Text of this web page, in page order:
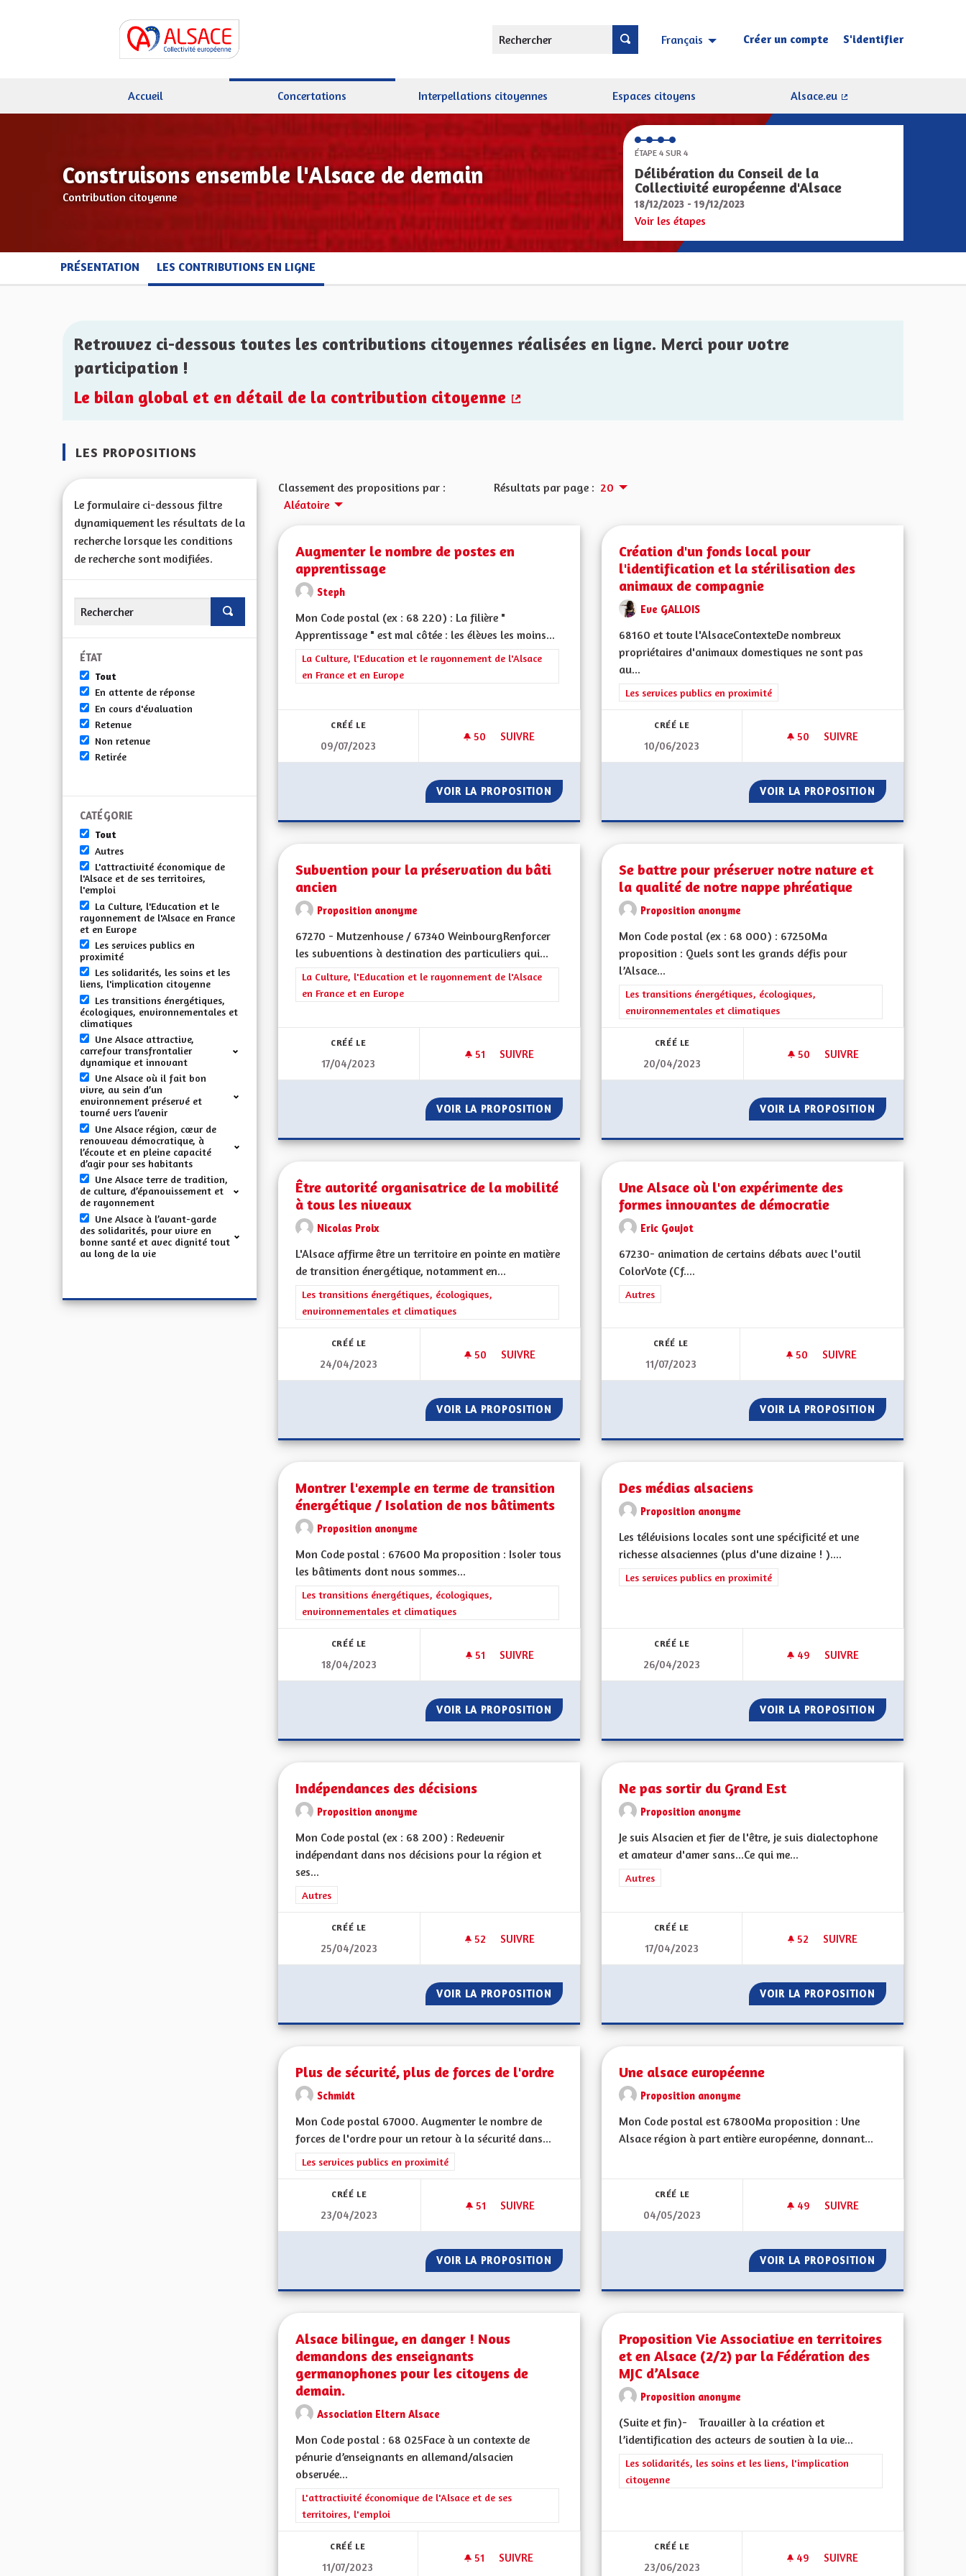
Rechercher Français Choisir la langue Sprache wählen
Créer un compte S'identifier
Accueil Concertations Interpellations citoyennes Espaces citoyens
Alsace.eu
Construisons ensemble l'Alsace de demain
Contribution citoyenne
ÉTAPE 4 SUR 4
Délibération du Conseil de la
Collectivité européenne d'Alsace
18/12/2023 - 19/12/2023
Voir les étapes
PRÉSENTATION LES CONTRIBUTIONS EN LIGNE
Retrouvez ci-dessous toutes les contributions citoyennes réalisées en ligne. Merci pour votre
participation !
Le bilan global et en détail de la contribution citoyenne
LES PROPOSITIONS
Le formulaire ci-dessous filtre
dynamiquement les résultats de la
recherche lorsque les conditions
de recherche sont modifiées.
ÉTAT
Tout
En attente de réponse
En cours d'évaluation
Retenue
Non retenue
Retirée
CATÉGORIE
Tout
Autres
L'attractivité économique de
l'Alsace et de ses territoires,
l'emploi
La Culture, l'Education et le
rayonnement de l'Alsace en France
et en Europe
Les services publics en
proximité
Les solidarités, les soins et les
liens, l'implication citoyenne
Les transitions énergétiques,
écologiques, environnementales et
climatiques
Une Alsace attractive,
carrefour transfrontalier
dynamique et innovant
Une Alsace où il fait bon
vivre, au sein d’un
environnement préservé et
tourné vers l’avenir
Une Alsace région, cœur de
renouveau démocratique, à
l’écoute et en pleine capacité
d’agir pour ses habitants
Une Alsace terre de tradition,
de culture, d’épanouissement et
de rayonnement
Une Alsace à l’avant-garde
des solidarités, pour vivre en
bonne santé et avec dignité tout
au long de la vie
Classement des propositions par :
Aléatoire
Résultats par page : 20
Augmenter le nombre de postes en
apprentissage
Steph
Mon Code postal (ex : 68 220) : La filière "
Apprentissage " est mal côtée : les élèves les moins...
Filtrer les résultats de la catégorie : La Culture, l'Education et le rayonnement de l'Alsace en France et en Europe
La Culture, l'Education et le rayonnement de l'Alsace
en France et en Europe
CRÉÉ LE
09/07/2023
50 50 ABONNÉS
SUIVRE
AUGMENTER LE NOMBRE DE POSTES EN APPRENTISSAGE
VOIR LA PROPOSITION AUGMENTER LE NOMBRE DE POSTES EN APPRENTISSAGE
Création d'un fonds local pour
l'identification et la stérilisation des
animaux de compagnie
Eve GALLOIS
68160 et toute l'AlsaceContexteDe nombreux
propriétaires d'animaux domestiques ne sont pas
au...
Filtrer les résultats de la catégorie : Les services publics en proximité
Les services publics en proximité
CRÉÉ LE
10/06/2023
50 50 ABONNÉS
SUIVRE
VOIR LA PROPOSITION CRÉATION D'UN
Subvention pour la préservation du bâti
ancien
Proposition anonyme
67270 - Mutzenhouse / 67340 WeinbourgRenforcer
les subventions à destination des particuliers qui...
Filtrer les résultats de la catégorie : La Culture, l'Education et le rayonnement de l'Alsace en France et en Europe
La Culture, l'Education et le rayonnement de l'Alsace
en France et en Europe
CRÉÉ LE
17/04/2023
51 51 ABONNÉS
SUIVRE
SUBVENTION POUR LA PRÉSERVATION DU BÂTI ANCIEN
VOIR LA PROPOSITION SUBVENTION POUR LA PRÉSERVATION DU BÂTI ANCIEN
Se battre pour préserver notre nature et
la qualité de notre nappe phréatique
Proposition anonyme
Mon Code postal (ex : 68 000) : 67250Ma
proposition : Quels sont les grands défis pour
l’Alsace...
Filtrer les résultats de la catégorie : Les transitions énergétiques,
Les transitions énergétiques, écologiques,
environnementales et climatiques
CRÉÉ LE
20/04/2023
50 50 ABONNÉS
SUIVRE
VOIR LA PROPOSITION SE BATTRE
Être autorité organisatrice de la mobilité
à tous les niveaux
Nicolas Proix
L'Alsace affirme être un territoire en pointe en matière
de transition énergétique, notamment en...
Filtrer les résultats de la catégorie : Les transitions énergétiques, écologiques, environnementales et climatiques
Les transitions énergétiques, écologiques,
environnementales et climatiques
CRÉÉ LE
24/04/2023
50 50 ABONNÉS
SUIVRE
ÊTRE AUTORITÉ ORGANISATRICE DE LA MOBILITÉ À TOUS LES NIVEAUX
VOIR LA PROPOSITION ÊTRE AUTORITÉ ORGANISATRICE DE LA MOBILITÉ À TOUS LES NIVEAUX
Une Alsace où l'on expérimente des
formes innovantes de démocratie
Eric Goujot
67230- animation de certains débats avec l'outil
ColorVote (Cf....
Filtrer les résultats de la catégorie : Autres
Autres
CRÉÉ LE
11/07/2023
50 50 ABONNÉS
SUIVRE
VOIR LA PROPOSITION UNE ALSACE
Montrer l'exemple en terme de transition
énergétique / Isolation de nos bâtiments
Proposition anonyme
Mon Code postal : 67600 Ma proposition : Isoler tous
les bâtiments dont nous sommes...
Filtrer les résultats de la catégorie : Les transitions énergétiques, écologiques, environnementales et climatiques
Les transitions énergétiques, écologiques,
environnementales et climatiques
CRÉÉ LE
18/04/2023
51 51 ABONNÉS
SUIVRE
MONTRER L'EXEMPLE EN TERME DE TRANSITION ÉNERGÉTIQUE / ISOLATION DE NOS BÂTIMENTS
VOIR LA PROPOSITION MONTRER L'EXEMPLE EN TERME DE TRANSITION ÉNERGÉTIQUE / ISOLATION DE
Des médias alsaciens
Proposition anonyme
Les télévisions locales sont une spécificité et une
richesse alsaciennes (plus d'une dizaine ! )....
Filtrer les résultats de la catégorie : Les services publics en proximité
Les services publics en proximité
CRÉÉ LE
26/04/2023
49 49 ABONNÉS
SUIVRE
VOIR LA PROPOSITION DES MÉDIAS
Indépendances des décisions
Proposition anonyme
Mon Code postal (ex : 68 200) : Redevenir
indépendant dans nos décisions pour la région et
ses...
Filtrer les résultats de la catégorie : Autres
Autres
CRÉÉ LE
25/04/2023
52 52 ABONNÉS
SUIVRE
INDÉPENDANCES DES DÉCISIONS
VOIR LA PROPOSITION INDÉPENDANCES DES DÉCISIONS
Ne pas sortir du Grand Est
Proposition anonyme
Je suis Alsacien et fier de l'être, je suis dialectophone
et amateur d'amer sans...Ce qui me...
Filtrer les résultats de la catégorie : Autres
Autres
CRÉÉ LE
17/04/2023
52 52 ABONNÉS
SUIVRE
VOIR LA PROPOSITION NE PAS SORTIR
Plus de sécurité, plus de forces de l'ordre
Schmidt
Mon Code postal 67000. Augmenter le nombre de
forces de l'ordre pour un retour à la sécurité dans...
Filtrer les résultats de la catégorie : Les services publics en proximité
Les services publics en proximité
CRÉÉ LE
23/04/2023
51 51 ABONNÉS
SUIVRE
PLUS DE SÉCURITÉ, PLUS DE FORCES DE L'ORDRE
VOIR LA PROPOSITION PLUS DE SÉCURITÉ, PLUS DE FORCES DE L'ORDRE
Une alsace européenne
Proposition anonyme
Mon Code postal est 67800Ma proposition : Une
Alsace région à part entière européenne, donnant...
CRÉÉ LE
04/05/2023
49 49 ABONNÉS
SUIVRE
VOIR LA PROPOSITION UNE ALSACE
Alsace bilingue, en danger ! Nous
demandons des enseignants
germanophones pour les citoyens de
demain.
Association Eltern Alsace
Mon Code postal : 68 025Face à un contexte de
pénurie d’enseignants en allemand/alsacien
observée...
Filtrer les résultats de la catégorie : L'attractivité économique de l'Alsace et de ses territoires, l'emploi
L'attractivité économique de l'Alsace et de ses
territoires, l'emploi
CRÉÉ LE
11/07/2023
51 51 ABONNÉS
SUIVRE
ALSACE BILINGUE, EN DANGER ! NOUS DEMANDONS DES ENSEIGNANTS GERMANOPHONES POUR
Proposition Vie Associative en territoires
et en Alsace (2/2) par la Fédération des
MJC d’Alsace
Proposition anonyme
(Suite et fin)- Travailler à la création et
l’identification des acteurs de soutien à la vie...
Filtrer les résultats de la catégorie : Les solidarités, les soins et les liens,
Les solidarités, les soins et les liens, l'implication
citoyenne
CRÉÉ LE
23/06/2023
49 49 ABONNÉS
SUIVRE